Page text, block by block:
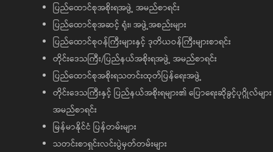
ပြည်ထောင်စုအစိုးရအဖွဲ့ အမည်စာရင်း
ပြည်ထောင်စုအဆင့် ရုံး၊ အဖွဲ့အစည်းများ
ပြည်ထောင်စုဝန်ကြီးများနှင့် ဒုတိယဝန်ကြီးများစာရင်း
တိုင်းဒေသကြီး/ပြည်နယ်အစိုးရအဖွဲ့ အမည်စာရင်း
ပြည်ထောင်စုအစိုးရသတင်းထုတ်ပြန်ရေးအဖွဲ့
တိုင်းဒေသကြီးနှင့် ပြည်နယ်အစိုးရများ၏ ပြောရေးဆိုခွင့်ပုဂ္ဂိုလ်များ
အမည်စာရင်း
မြန်မာနိုင်ငံ ပြန်တမ်းများ
သတင်းစာရှင်းလင်းပွဲမှတ်တမ်းများ